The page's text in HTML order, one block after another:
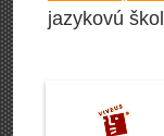
jazykovú